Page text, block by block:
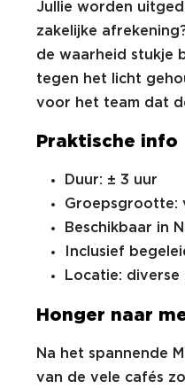
Jullie worden
zakelijke
de waarheid stukje
tegen het licht
voor het team dat
Praktische info
Duur: ± 3 uur
Groepsgrootte:
Beschikbaar in
Inclusief
Locatie:
Honger naar
Na het spannende
van de vele cafés